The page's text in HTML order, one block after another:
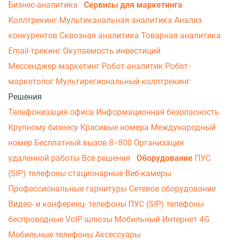
Бизнес-аналитика
Сервисы для маркетинга
Коллтрекинг Мультиканальная аналитика Анализ
конкурентов Сквозная аналитика Товарная аналитика
Email-трекинг Окупаемость инвестиций
Мессенджер‑маркетинг Робот-аналитик Робот-
маркетолог Мультирегиональный коллтрекинг
Решения
Телефонизация офиса Информационная безопасность
Крупному бизнесу Красивые номера Международный
номер Бесплатный вызов 8−800 Организация
удаленной работы Все решения Оборудование ПУС
(SIP) телефоны стационарные Веб-камеры
Профессиональные гарнитуры Сетевое оборудование
Видео- и конференц- телефоны ПУС (SIP) телефоны
беспроводные VoIP шлюзы Мобильный Интернет 4G
Мобильные телефоны Аксессуары